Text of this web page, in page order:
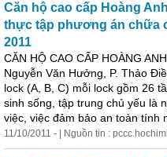
Căn hộ cao cấp Hoàng
thực tập phương án chữa
2011
CĂN HỘ CAO CẤP HOÀNG
Nguyễn Văn Hưởng, P. Thảo
lock (A, B, C) mỗi lock gồm 26
sinh sống, tập trung chủ yếu là
việc, việc đảm bảo an toàn tính
11/10/2011 - | Nguồn tin :